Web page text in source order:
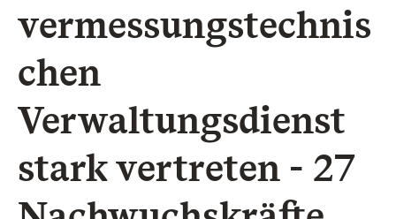
vermessungstechnis
chen
Verwaltungsdienst
stark vertreten - 27